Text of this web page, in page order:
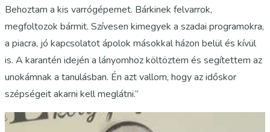
Behoztam a kis varrógépemet. Bárkinek felvarrok,
megfoltozok bármit. Szívesen kimegyek a szadai programokra,
a piacra, jó kapcsolatot ápolok másokkal házon belül és kívül
is. A karantén idején a lányomhoz költöztem és segítettem az
unokámnak a tanulásban. Én azt vallom, hogy az időskor
szépségeit akarni kell meglátni.”